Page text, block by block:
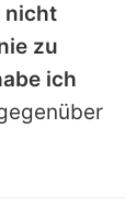
nicht
zu
ich